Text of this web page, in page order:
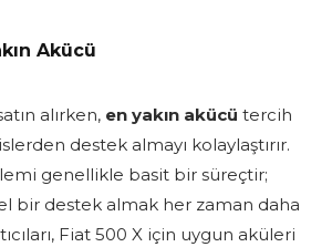
Akücü
alırken, en yakın akücü tercih
destek almayı kolaylaştırır.
genellikle basit bir süreçtir;
bir destek almak her zaman daha
Fiat 500 X için uygun aküleri